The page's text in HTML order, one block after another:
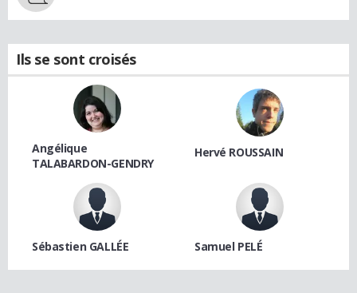
Ils se sont croisés
Angélique
TALABARDON-GENDRY
Hervé ROUSSAIN
Sébastien GALLÉE Samuel PELÉ